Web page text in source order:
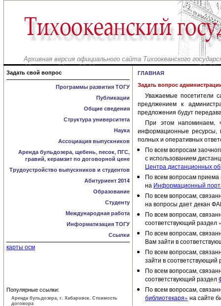
Архивная версия официального сайта Тихоокеанского
Задать свой вопрос
Программы развития ТОГУ
Публикации
Общие сведения
Структура университета
Наука
Ассоциация выпускников
Аренда бульдозера, щебень, песок, ПГС,
гравий, керамзит по договорной цене
Трудоустройство выпускников и студентов
Абитуриент 2014
Образование
Студенту
Международная работа
Информатизация ТОГУ
Ссылки
карты осм
Популярные ссылки:
Аренда бульдозера, г. Хабаровск. Стоимость
договора
ГЛАВНАЯ
Задать вопрос
Уважаемые посетители
предлжением к
предложения будут
При этом напоминаем,
информационные ресурсы,
полных и оперативных
По всем вопросам
с использованием
Центра дистанционных
По всем вопросам приема
на Информационный
По всем вопросам,
на вопросы дает декан
По всем вопросам,
соответствующий раздел
По всем вопросам,
Вам зайти в
По всем вопросам,
зайти в
По всем вопросам,
соответствующий раздел
По всем вопросам,
библиотекаря» на сайте